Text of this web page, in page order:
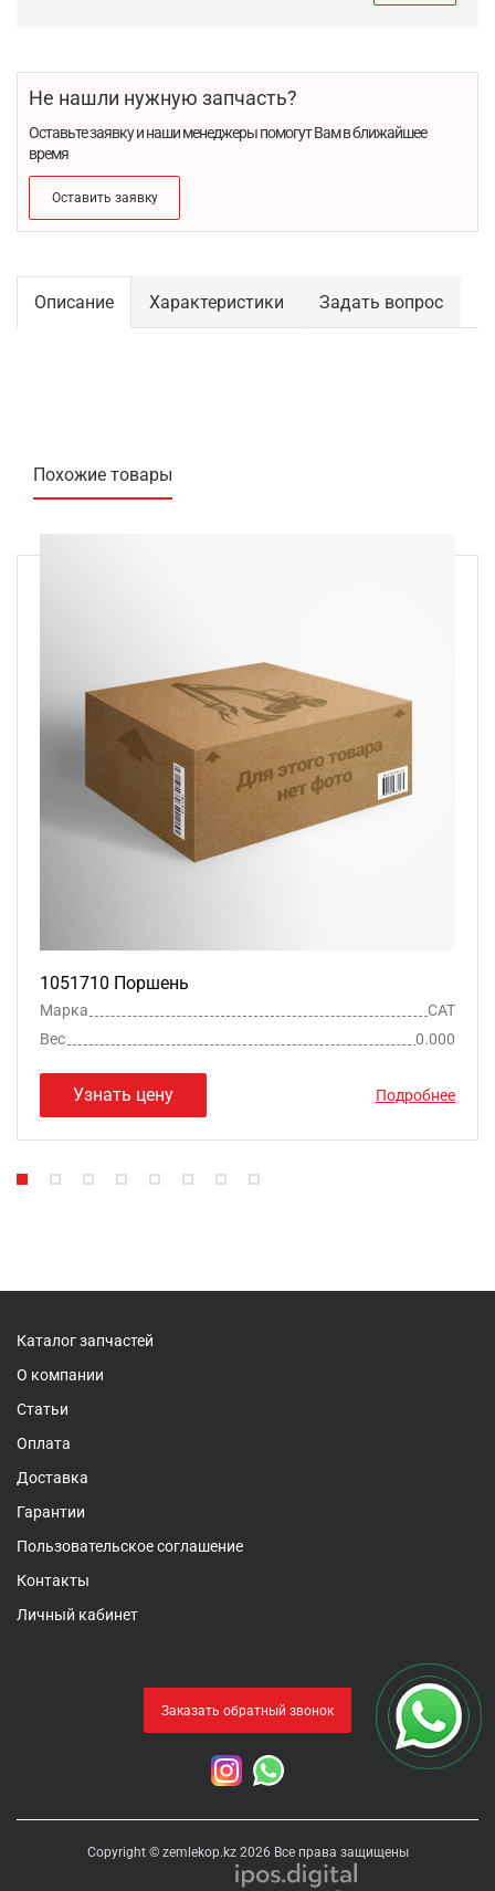
Не нашли нужную запчасть?
Оставьте заявку и наши менеджеры помогут Вам в ближайшее
время
Оставить заявку
Описание Характеристики Задать вопрос
Похожие товары
1051710 Поршень
Марка
CAT
Вес
0.000
Узнать цену Подробнее
Каталог запчастей
О компании
Статьи
Оплата
Доставка
Гарантии
Пользовательское соглашение
Контакты
Личный кабинет
Заказать обратный звонок
Copyright © zemlekop.kz 2026 Все права защищены